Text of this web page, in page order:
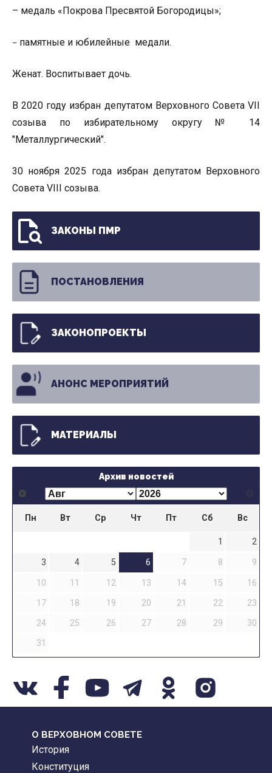
– медаль «Покрова Пресвятой Богородицы»;
– памятные и юбилейные медали.
Женат. Воспитывает дочь.
В 2020 году избран депутатом Верховного Совета VII
созыва по избирательному округу № 14
"Металлургический".
30 ноября 2025 года избран депутатом Верховного
Совета VIII созыва.
ЗАКОНЫ ПМР
ПОСТАНОВЛЕНИЯ
ЗАКОНОПРОЕКТЫ
АНОНС МЕРОПРИЯТИЙ
МАТЕРИАЛЫ
Архив новостей
Пн Вт Ср Чт Пт Сб Вс
1
2
3
4 5 6 7 8
9
10
11 12 13 14 15
16
17
18 19 20 21 22
23
24
25 26 27 28 29
30
31
О ВЕРХОВНОМ СОВЕТЕ
История
Конституция